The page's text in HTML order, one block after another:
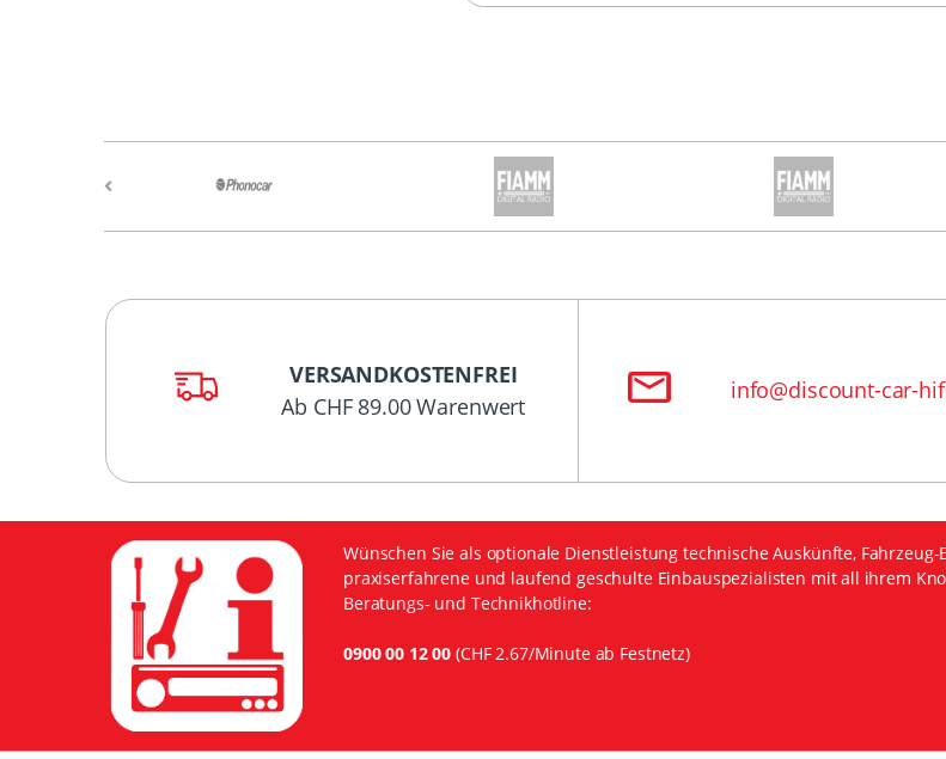
VERSANDKOSTENFREI
Ab CHF 89.00 Warenwert
info@discount-car-
Wünschen Sie als optionale Dienstleistung technische Auskünfte,
praxiserfahrene und laufend geschulte Einbauspezialisten mit all ihrem
Beratungs- und Technikhotline:
0900 00 12 00 (CHF 2.67/Minute ab Festnetz)